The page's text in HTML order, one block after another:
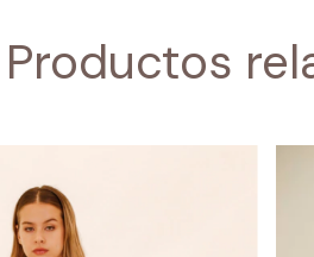
Productos